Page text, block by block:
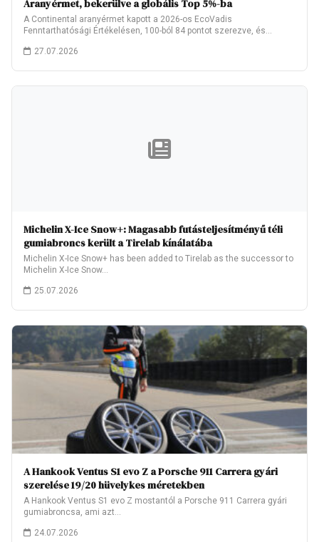
Aranyérmet, bekerülve a globális Top 5%-ba
A Continental aranyérmet kapott a 2026-os EcoVadis
Fenntarthatósági Értékelésen, 100-ból 84 pontot szerezve, és
27.07.2026
Michelin X-Ice Snow+: Magasabb futásteljesítményű téli
gumiabroncs került a Tirelab kínálatába
Michelin X-Ice Snow+ has been added to Tirelab as the successor to
Michelin X-Ice Snow…
25.07.2026
A Hankook Ventus S1 evo Z a Porsche 911 Carrera gyári
szerelése 19/20 hüvelykes méretekben
A Hankook Ventus S1 evo Z mostantól a Porsche 911 Carrera gyári
gumiabroncsa, ami azt…
24.07.2026